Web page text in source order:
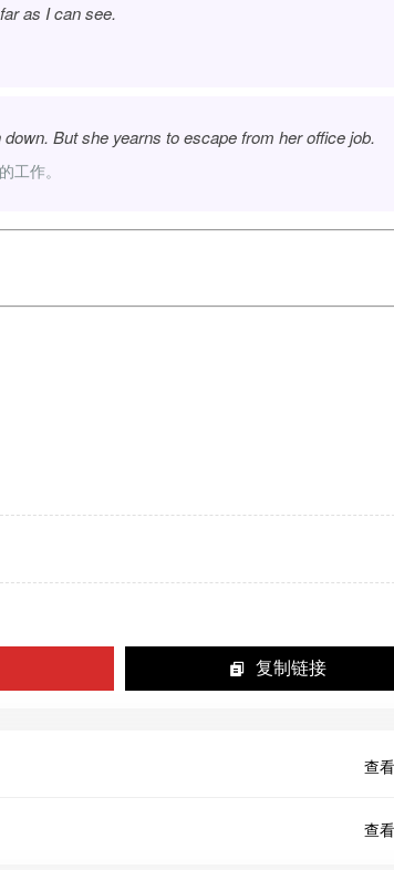
as I can see.
But she yearns to escape from her office job.
工作。
复制链接
查
查